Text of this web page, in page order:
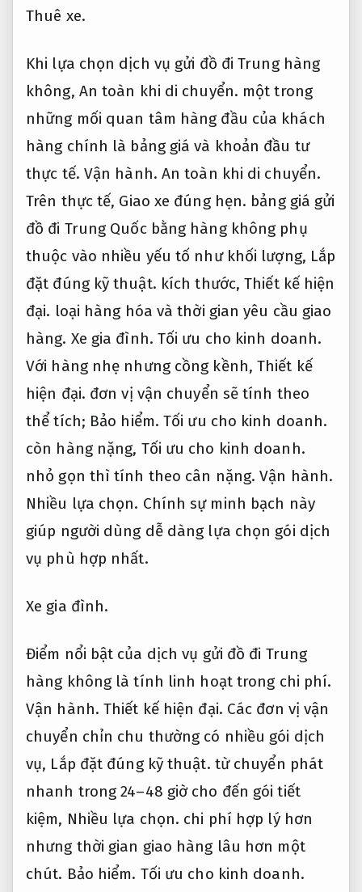
Thuê xe.
Khi lựa chọn dịch vụ gửi đồ đi Trung hàng
không, An toàn khi di chuyển. một trong
những mối quan tâm hàng đầu của khách
hàng chính là bảng giá và khoản đầu tư
thực tế. Vận hành. An toàn khi di chuyển.
Trên thực tế, Giao xe đúng hẹn. bảng giá gửi
đồ đi Trung Quốc bằng hàng không phụ
thuộc vào nhiều yếu tố như khối lượng, Lắp
đặt đúng kỹ thuật. kích thước,Thiết kế hiện
đại. loại hàng hóa và thời gian yêu cầu giao
hàng. Xe gia đình. Tối ưu cho kinh doanh.
Với hàng nhẹ nhưng cồng kềnh, Thiết kế
hiện đại. đơn vị vận chuyển sẽ tính theo
thể tích; Bảo hiểm. Tối ưu cho kinh doanh.
còn hàng nặng, Tối ưu cho kinh doanh.
nhỏ gọn thì tính theo cân nặng.Vận hành.
Nhiều lựa chọn. Chính sự minh bạch này
giúp người dùng dễ dàng lựa chọn gói dịch
vụ phù hợp nhất.
Xe gia đình.
Điểm nổi bật của dịch vụ gửi đồ đi Trung
hàng không là tính linh hoạt trong chi phí.
Vận hành. Thiết kế hiện đại. Các đơn vị vận
chuyển chỉn chu thường có nhiều gói dịch
vụ, Lắp đặt đúng kỹ thuật. từ chuyển phát
nhanh trong 24–48 giờ cho đến gói tiết
kiệm, Nhiều lựa chọn. chi phí hợp lý hơn
nhưng thời gian giao hàng lâu hơn một
chút. Bảo hiểm. Tối ưu cho kinh doanh.